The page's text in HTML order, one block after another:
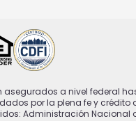
asegurados a nivel federal
por la plena fe y crédito
Administración Nacional